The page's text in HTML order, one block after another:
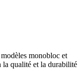
monobloc et
qualité et la durabilité